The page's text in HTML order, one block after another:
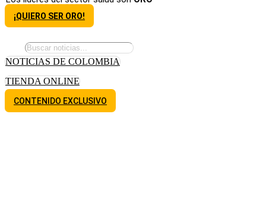
¡QUIERO SER ORO!
NOTICIAS DE COLOMBIA
TIENDA ONLINE
CONTENIDO EXCLUSIVO